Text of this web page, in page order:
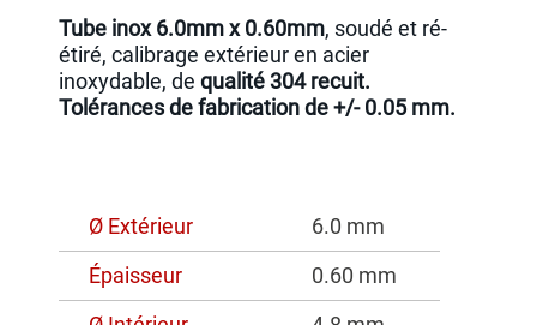
Tube inox 6.0mm x 0.60mm, soudé et ré-
étiré, calibrage extérieur en acier
inoxydable, dequalité 304 recuit.
Tolérances de fabrication de +/- 0.05 mm.
Ø Extérieur
6.0 mm
Épaisseur
0.60 mm